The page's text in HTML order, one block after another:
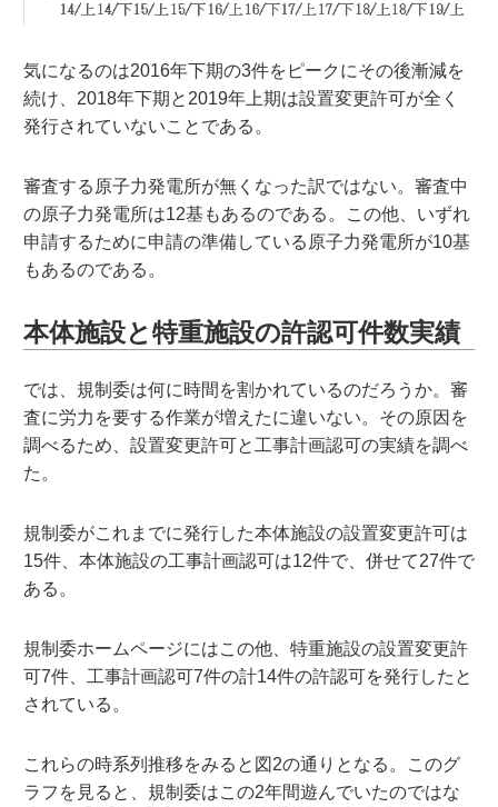
気になるのは2016年下期の3件をピークにその後漸減を
続け、2018年下期と2019年上期は設置変更許可が全く
発行されていないことである。
審査する原子力発電所が無くなった訳ではない。審査中
の原子力発電所は12基もあるのである。この他、いずれ
申請するために申請の準備している原子力発電所が10基
もあるのである。
本体施設と特重施設の許認可件数実績
では、規制委は何に時間を割かれているのだろうか。審
査に労力を要する作業が増えたに違いない。その原因を
調べるため、設置変更許可と工事計画認可の実績を調べ
た。
規制委がこれまでに発行した本体施設の設置変更許可は
15件、本体施設の工事計画認可は12件で、併せて27件で
ある。
規制委ホームページにはこの他、特重施設の設置変更許
可7件、工事計画認可7件の計14件の許認可を発行したと
されている。
これらの時系列推移をみると図2の通りとなる。このグ
ラフを見ると、規制委はこの2年間遊んでいたのではな